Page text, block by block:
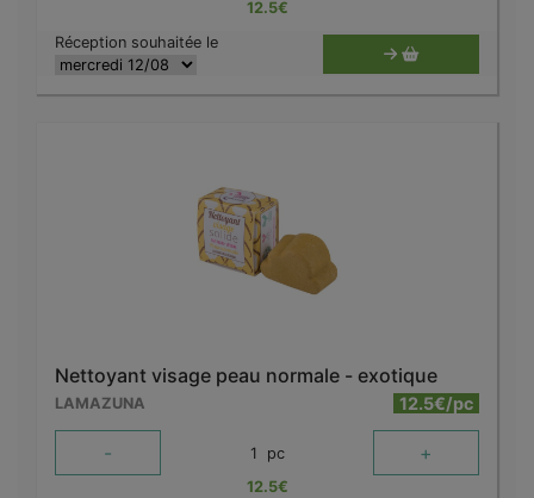
12.5€
Réception souhaitée le
Nettoyant visage peau normale - exotique
LAMAZUNA 12.5€/pc
- 1 pc +
12.5€